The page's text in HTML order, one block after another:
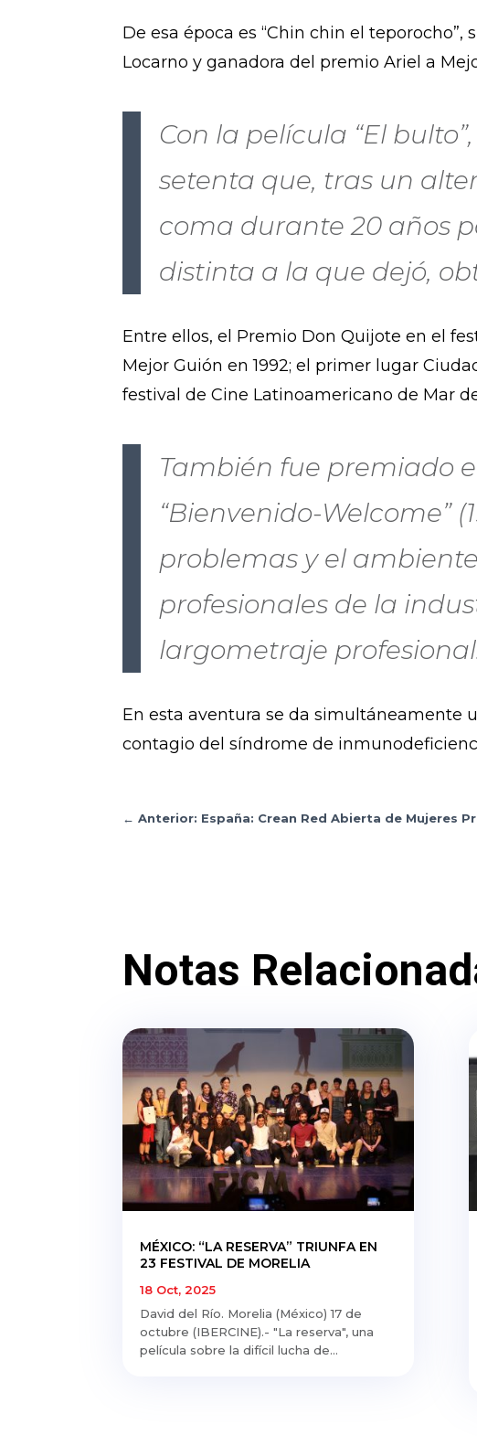
De esa época es “Chin chin el
Locarno y ganadora del premio Ariel a
Con la película “El
setenta que, tras un
coma durante 20 años
distinta a la que dejó,
Entre ellos, el Premio Don Quijote en el
Mejor Guión en 1992; el primer lugar
festival de Cine Latinoamericano de Mar
También fue premiado
“Bienvenido-Welcome”
problemas y el
profesionales de la
largometraje
En esta aventura se da simultáneamente
contagio del síndrome de
←Anterior: España: Crean Red Abierta de Mujeres
Notas
MÉXICO: “LA RESERVA” TRIUNFA EN
23 FESTIVAL DE MORELIA
18 Oct, 2025
David del Río. Morelia (México) 17 de
octubre (IBERCINE).- "La reserva", una
película sobre la difícil lucha de...